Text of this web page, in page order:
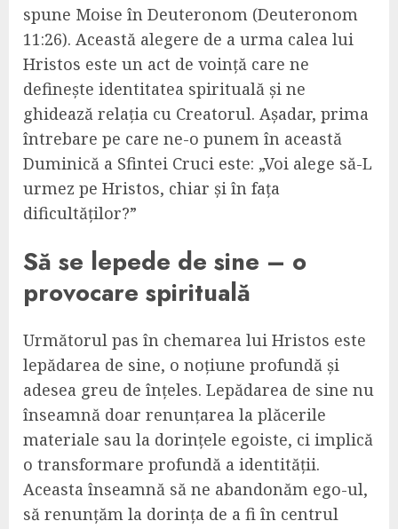
spune Moise în Deuteronom (Deuteronom
11:26). Această alegere de a urma calea lui
Hristos este un act de voință care ne
definește identitatea spirituală și ne
ghidează relația cu Creatorul. Așadar, prima
întrebare pe care ne-o punem în această
Duminică a Sfintei Cruci este: „Voi alege să-L
urmez pe Hristos, chiar și în fața
dificultăților?”
Să se lepede de sine – o
provocare spirituală
Următorul pas în chemarea lui Hristos este
lepădarea de sine, o noțiune profundă și
adesea greu de înțeles. Lepădarea de sine nu
înseamnă doar renunțarea la plăcerile
materiale sau la dorințele egoiste, ci implică
o transformare profundă a identității.
Aceasta înseamnă să ne abandonăm ego-ul,
să renunțăm la dorința de a fi în centrul